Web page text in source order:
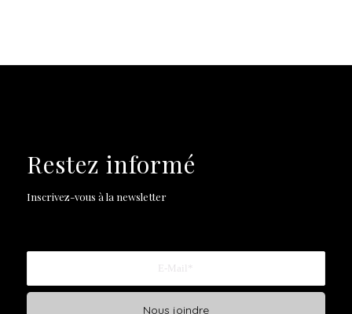
Restez informé
Inscrivez-vous à la newsletter